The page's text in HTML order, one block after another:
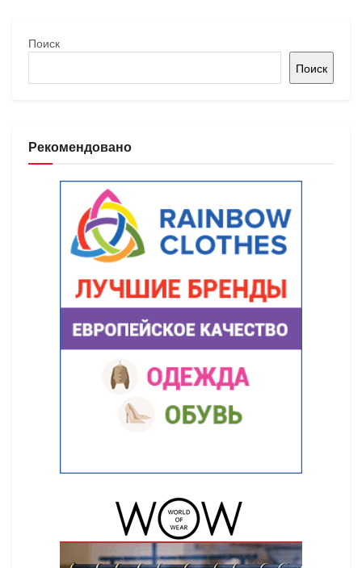
Поиск
Поиск
Рекомендовано